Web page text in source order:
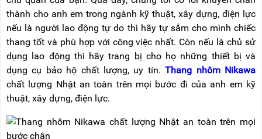
thành cho anh em trong ngành kỹ thuật, xây dựng, điện lực
nếu là người lao động tự do thì hãy tự sắm cho mình chiếc
thang tốt và phù hợp với công việc nhất. Còn nếu là chủ sử
dụng lao động thì hãy trang bị cho họ những thiết bị và
dụng cụ bảo hộ chất lượng, uy tín.Thang nhôm Nikawa
chất lượng Nhật an toàn trên mọi bước đi của anh em kỹ
thuật, xây dựng, điện lực.